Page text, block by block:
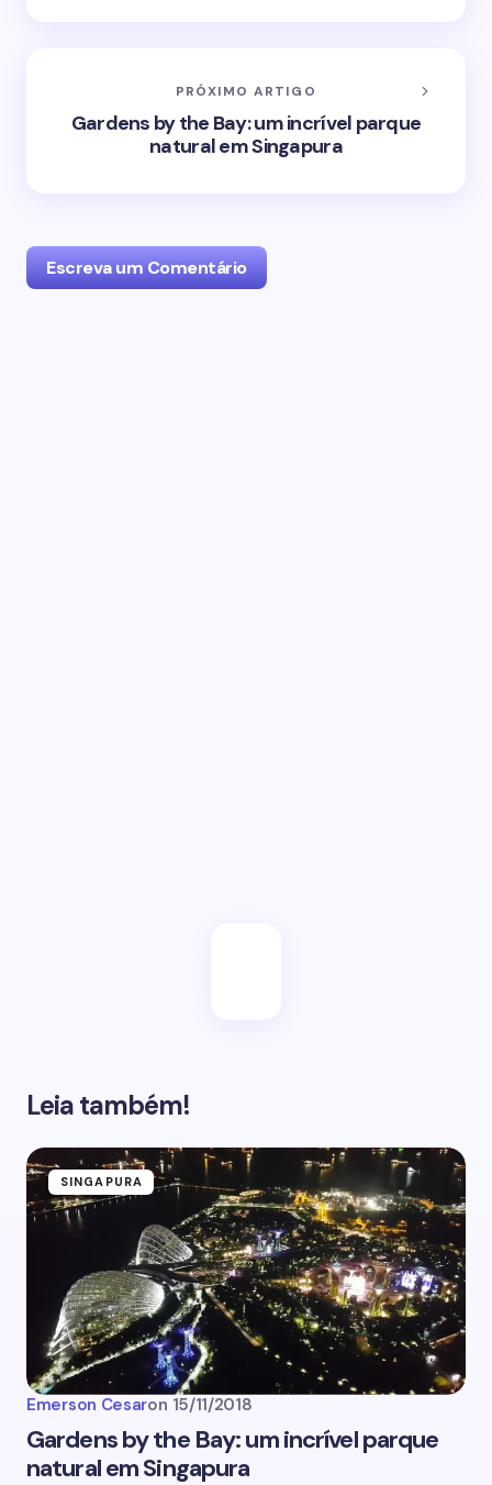
PRÓXIMO ARTIGO
Gardens by the Bay: um incrível parque
natural em Singapura
Escreva um Comentário
Leia também!
SINGAPURA
Emerson Cesaron 15/11/2018
Gardens by the Bay: um incrível parque
natural em Singapura